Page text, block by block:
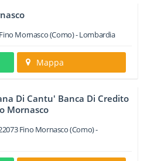
Fino Mornasco(Como) -Lombardia
Mappa
Di Cantu' Banca Di Credito
Mornasco
Fino Mornasco(Como) -